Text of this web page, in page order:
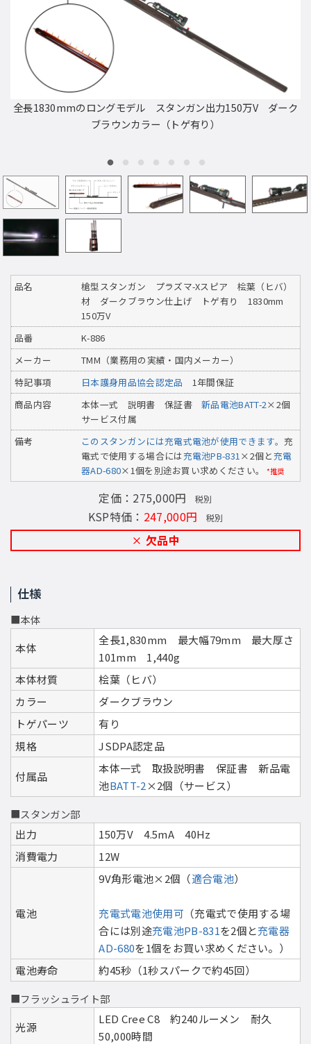
全長1830mmのロングモデル スタンガン出力150万V ダーク
ブラウンカラー（トゲ有り）
品名
槍型スタンガン プラズマ-Xスピア 桧葉（ヒバ）
材 ダークブラウン仕上げ トゲ有り 1830mm
150万V
品番
K-886
メーカー
TMM（業務用の実績・国内メーカー）
特記事項
日本護身用品協会認定品 1年間保証
商品内容
本体一式 説明書 保証書新品電池BATT-2×2個
サービス付属
備考
このスタンガンには充電式電池が使用できます。充
電式で使用する場合には充電池PB-831×2個と充電
器AD-680×1個を別途お買い求めください。 *推奨
定価：275,000円 税別
KSP特価： 247,000円 税別
欠品中
仕様
■本体
本体
全長1,830mm 最大幅79mm 最大厚さ
101mm 1,440g
本体材質
桧葉（ヒバ）
カラー
ダークブラウン
トゲパーツ
有り
規格
JSDPA認定品
付属品
本体一式 取扱説明書 保証書 新品電
池BATT-2×2個（サービス）
■スタンガン部
出力
150万V 4.5mA 40Hz
消費電力
12W
電池
9V角形電池×2個（適合電池）
充電式電池使用可 （充電式で使用する場
合には別途充電池PB-831を2個と充電器
AD-680を1個をお買い求めください。）
電池寿命
約45秒（1秒スパークで約45回）
■フラッシュライト部
光源
LED Cree C8 約240ルーメン 耐久
50,000時間